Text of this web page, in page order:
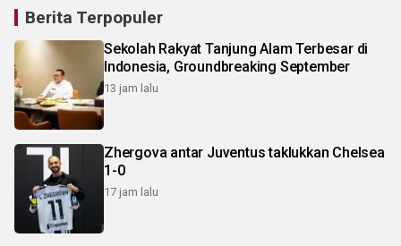
Berita Terpopuler
Sekolah Rakyat Tanjung Alam Terbesar di
Indonesia, Groundbreaking September
13 jam lalu
Zhergova antar Juventus taklukkan Chelsea
1-0
17 jam lalu